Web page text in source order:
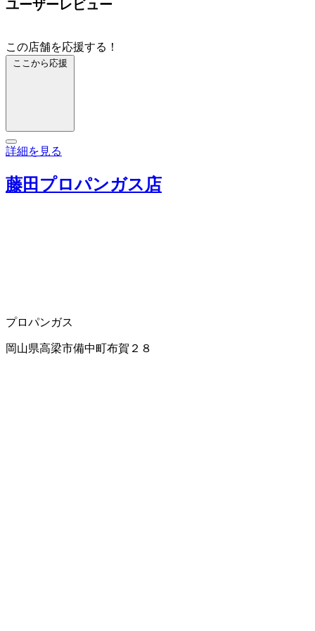
ユーザーレビュー
この店舗を応援する！
ここから応援
詳細を見る
藤田プロパンガス店
プロパンガス
岡山県高梁市備中町布賀２８